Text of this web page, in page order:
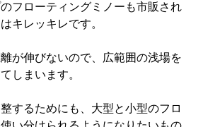
フローティングミノーも市販され
キレッキレです。
が伸びないので、広範囲の浅場を
しまいます。
するためにも、大型と小型のフロ